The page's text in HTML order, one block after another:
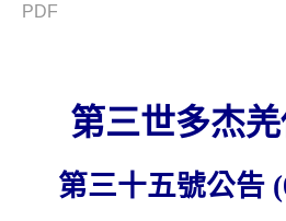
PDF
第三世多杰
第三十五號公告